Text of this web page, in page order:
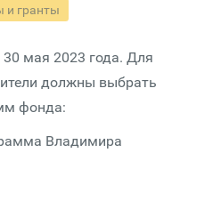
и гранты
мая 2023 года. Для
должны выбрать
фонда:
Владимира